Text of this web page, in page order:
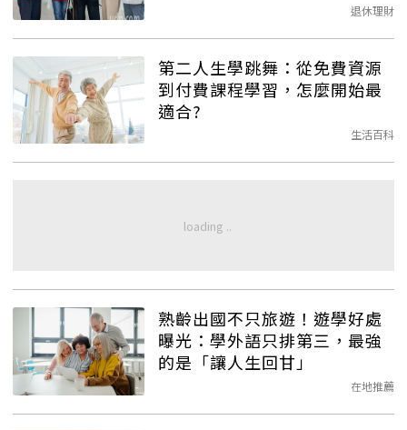
退休理財
第二人生學跳舞：從免費資源
到付費課程學習，怎麼開始最
適合?
生活百科
熟齡出國不只旅遊！遊學好處
曝光：學外語只排第三，最強
的是「讓人生回甘」
在地推薦